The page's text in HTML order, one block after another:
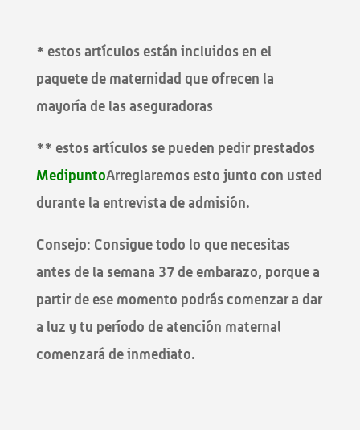
* estos artículos están incluidos en el
paquete de maternidad que ofrecen la
mayoría de las aseguradoras
** estos artículos se pueden pedir prestados
MedipuntoArreglaremos esto junto con usted
durante la entrevista de admisión.
Consejo: Consigue todo lo que necesitas
antes de la semana 37 de embarazo, porque a
partir de ese momento podrás comenzar a dar
a luz y tu período de atención maternal
comenzará de inmediato.